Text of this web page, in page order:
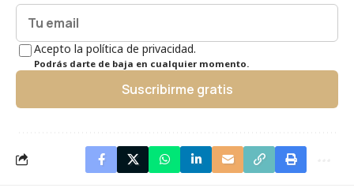
Acepto la política de privacidad.
Podrás darte de baja en cualquier momento.
Suscribirme gratis